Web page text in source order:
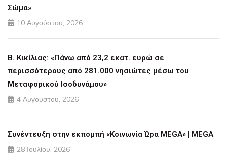
Σώμα»
10 Αυγούστου, 2026
Β. Κικίλιας: «Πάνω από 23,2 εκατ. ευρώ σε
περισσότερους από 281.000 νησιώτες μέσω του
Μεταφορικού Ισοδυνάμου»
4 Αυγούστου, 2026
Συνέντευξη στην εκπομπή «Κοινωνία Ώρα MEGA» | MEGA
28 Ιουλίου, 2026